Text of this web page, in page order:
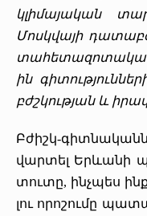
կլի­մա­յա­կան
Մոսկ­վա­յի
ին
բժշկութ­յան և­
Բ­ժիշկ-
վար­տել Եր­ևա­նի
տու­տը, ինչ­պես
լու ո­րո­շու­մը